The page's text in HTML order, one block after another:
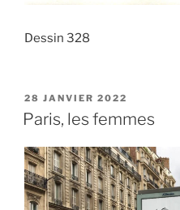
Dessin 328
PUBLIÉ
LE
28 JANVIER 2022
Paris, les femmes